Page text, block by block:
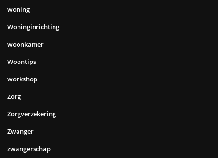
woning
Woninginrichting
woonkamer
Woontips
workshop
Zorg
Zorgverzekering
Zwanger
zwangerschap